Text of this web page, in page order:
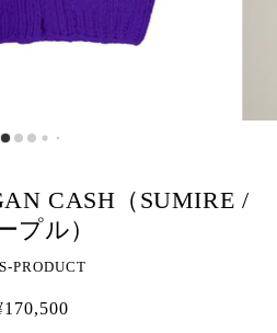
CASH（SUMIRE /
プル）
PRODUCT